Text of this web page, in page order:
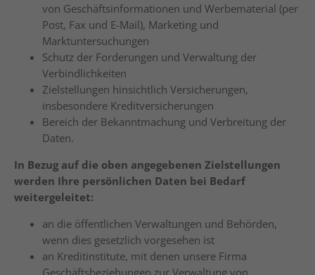
von Geschäftsinformationen und Werbematerial (per
Post, Fax und E-Mail), Marketing und
Marktuntersuchungen
Schutz der Forderungen und Verwaltung der
Verbindlichkeiten
Zielstellungen hinsichtlich Versicherungen,
insbesondere Kreditversicherungen
Bereich der Bekanntmachung und Verbreitung der
Daten.
In Bezug auf die oben angegebenen Zielstellungen
werden Ihre persönlichen Daten bei Bedarf
weitergeleitet:
an die öffentlichen Verwaltungen und Behörden,
wenn dies gesetzlich vorgesehen ist
an Kreditinstitute, mit denen unsere Firma
Geschäftsbeziehungen zur Verwaltung von